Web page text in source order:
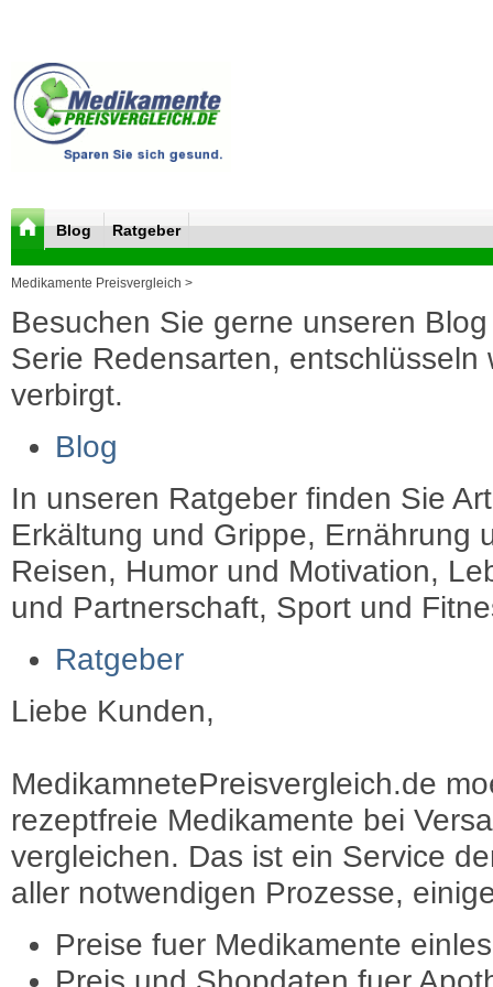
Blog Ratgeber
Medikamente Preisvergleich >
Besuchen Sie gerne unseren
Serie Redensarten, entschlüsseln
verbirgt.
Blog
In unseren Ratgeber finden Sie
Erkältung und Grippe, Ernährung
Reisen, Humor und Motivation,
und Partnerschaft, Sport und
Ratgeber
Liebe Kunden,
MedikamnetePreisvergleich.de
rezeptfreie Medikamente bei
vergleichen. Das ist ein Service
aller notwendigen Prozesse,
Preise fuer Medikamente